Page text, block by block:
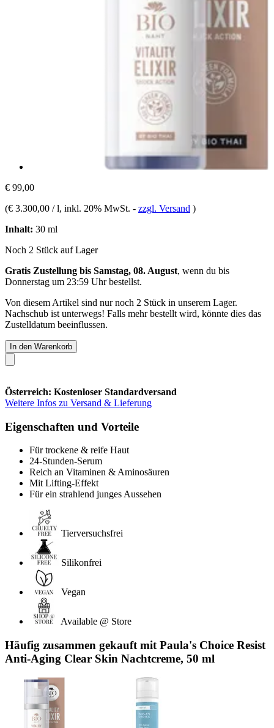
€ 99,00
(€ 3.300,00 / l, inkl. 20% MwSt. - zzgl. Versand )
Inhalt: 30 ml
Noch 2 Stück auf Lager
Gratis Zustellung bis Samstag, 08. August, wenn du bis
Donnerstag um 23:59 Uhrbestellst.
Von diesem Artikel sind nur noch 2 Stück in unserem Lager.
Nachschub ist unterwegs! Falls mehr bestellt wird, könnte dies das
Zustelldatum beeinflussen.
In den Warenkorb
Österreich: Kostenloser Standardversand
Weitere Infos zu Versand & Lieferung
Eigenschaften und Vorteile
Für trockene & reife Haut
24-Stunden-Serum
Reich an Vitaminen & Aminosäuren
Mit Lifting-Effekt
Für ein strahlend junges Aussehen
Tierversuchsfrei
Silikonfrei
Vegan
Available @ Store
Häufig zusammen gekauft mit Paula's Choice Resist
Anti-Aging Clear Skin Nachtcreme, 50 ml